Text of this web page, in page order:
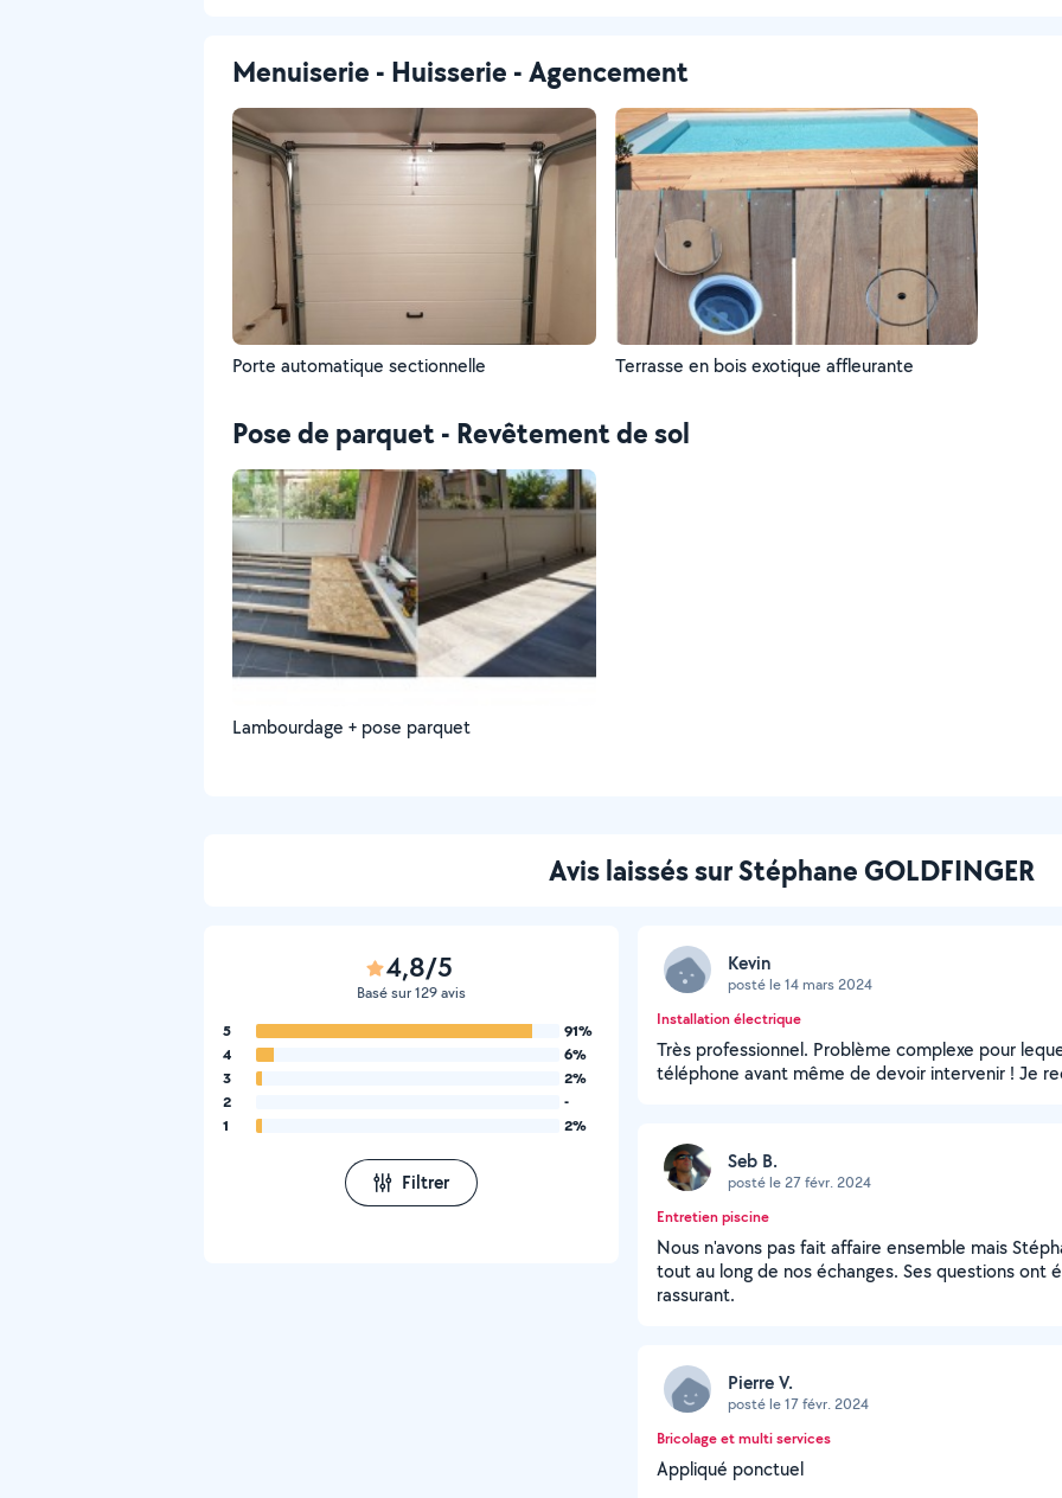
Menuiserie - Huisserie - Agencement
Porte automatique sectionnelle Terrasse en bois exotique affleurante
Pose de parquet - Revêtement de sol
Lambourdage + pose parquet
Avis laissés sur Stéphane GOLDFINGER
4,8/5
Basé sur 129 avis
5
91%
4
6%
3
2%
2
-
1
2%
Filtrer
Kevin
posté le 14 mars 2024
Installation électrique
Très professionnel. Problème complexe pour
téléphone avant même de devoir intervenir ! Je
Seb B.
posté le 27 févr. 2024
Entretien piscine
Nous n'avons pas fait affaire ensemble mais
tout au long de nos échanges. Ses questions
rassurant.
Pierre V.
posté le 17 févr. 2024
Bricolage et multi services
Appliqué ponctuel